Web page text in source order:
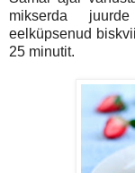
mikserda
eelküpsenud
25 minutit.